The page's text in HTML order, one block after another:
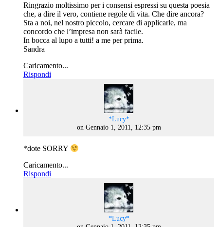
Ringrazio moltissimo per i consensi espressi su questa poesia
che, a dire il vero, contiene regole di vita. Che dire ancora?
Sta a noi, nel nostro piccolo, cercare di applicarle, ma
concordo che l’impresa non sarà facile.
In bocca al lupo a tutti! a me per prima.
Sandra
Caricamento...
Rispondi
*Lucy*says:
on Gennaio 1, 2011, 12:35 pm
*dote SORRY
Caricamento...
Rispondi
*Lucy*says: